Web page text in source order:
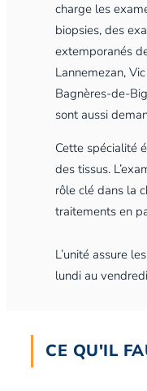
charge les
biopsies, des
extemporanés
Lannemezan,
Bagnères-de-
sont aussi
Cette spécialité
des tissus.
rôle clé dans la
traitements en
L’unité assure
lundi au
CE QU'IL